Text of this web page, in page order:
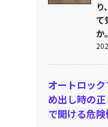
り
て
か
オートロッ
め出し時の
で開ける危険